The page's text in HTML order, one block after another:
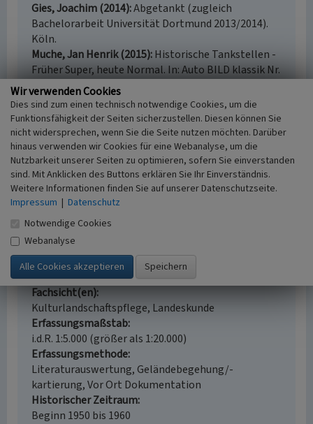
Gies, Joachim (2014) Abgetankt (zugleich
Bachelorarbeit Universität Dortmund 2013/2014).
Köln.
Muche, Jan Henrik (2015) Historische Tankstellen -
Früher Super, heute Normal. In: Auto BILD klassik Nr.
7, Juli 2015, S. 186-193. o. O.
AVIA-Tankstelle in Rodenkirchen
Schlagwörter
Tankstelle Garage Werkstatt
Straße / Hausnummer
Walther-Rathenau-Straße 1
Ort
50996 Köln - Rodenkirchen
Gesetzlich geschütztes Kulturdenkmal
Kein
Fachsicht(en)
Kulturlandschaftspflege, Landeskunde
Erfassungsmaßstab
i.d.R. 1:5.000 (größer als 1:20.000)
Erfassungsmethode
Literaturauswertung, Geländebegehung/-
kartierung, Vor Ort Dokumentation
Historischer Zeitraum
Beginn 1950 bis 1960
Wir verwenden Cookies
Dies sind zum einen technisch notwendige Cookies, um die
Funktionsfähigkeit der Seiten sicherzustellen. Diesen können Sie
nicht widersprechen, wenn Sie die Seite nutzen möchten. Darüber
hinaus verwenden wir Cookies für eine Webanalyse, um die
Nutzbarkeit unserer Seiten zu optimieren, sofern Sie einverstanden
sind. Mit Anklicken des Buttons erklären Sie Ihr Einverständnis.
Weitere Informationen finden Sie auf unserer Datenschutzseite.
Impressum | Datenschutz
Notwendige Cookies
Webanalyse